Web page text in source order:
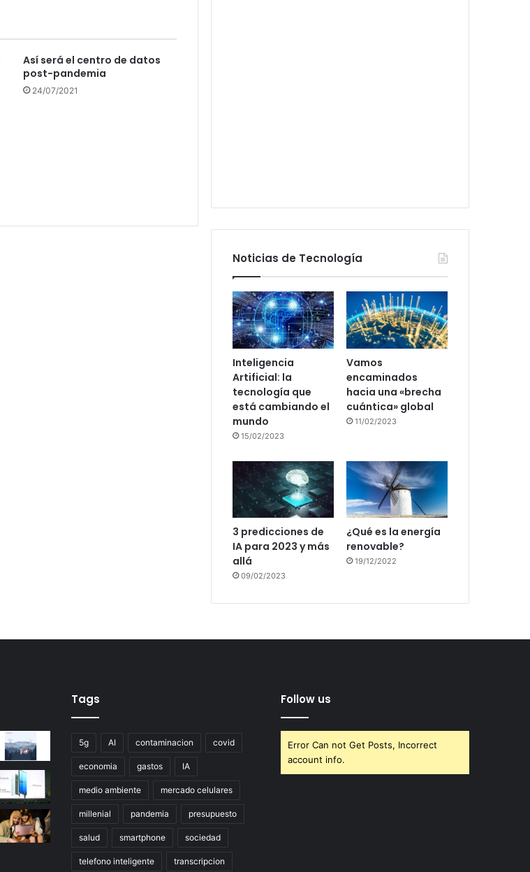
Así será el centro de datos
post-pandemia
24/07/2021
Noticias de Tecnología
Inteligencia
Artificial: la
tecnología que
está cambiando el
mundo
15/02/2023
Vamos
encaminados
hacia una «brecha
cuántica» global
11/02/2023
3 predicciones de
IA para 2023 y más
allá
09/02/2023
¿Qué es la energía
renovable?
19/12/2022
Tags
5g AI contaminacion covid
economia gastos IA
medio ambiente mercado celulares
millenial pandemia presupuesto
salud smartphone sociedad
telefono inteligente transcripcion
Follow us
Error Can not Get Posts, Incorrect
account info.